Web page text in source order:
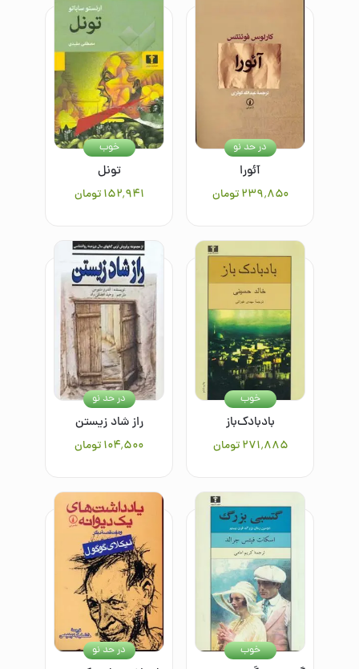
آئورا
۲۳۹٬۸۵۰ تومان
در حد نو
تونل
۱۵۲٬۹۴۱ تومان
خوب
بادبادک‌باز
۲۷۱٬۸۸۵ تومان
خوب
راز شاد زیستن
۱۰۴٬۵۰۰تومان
در حد نو
خوب در حد نو